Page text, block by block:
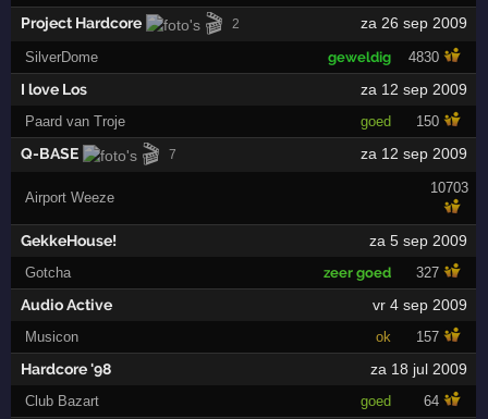
Project Hardcore 🎬 2 za 26 sep 2009
SilverDome geweldig 4830
I love Los za 12 sep 2009
Paard van Troje goed 150
Q-BASE 🎬 7 za 12 sep 2009
Airport Weeze
10703
GekkeHouse! za 5 sep 2009
Gotcha zeer goed 327
Audio Active vr 4 sep 2009
Musicon ok 157
Hardcore '98 za 18 jul 2009
Club Bazart goed 64